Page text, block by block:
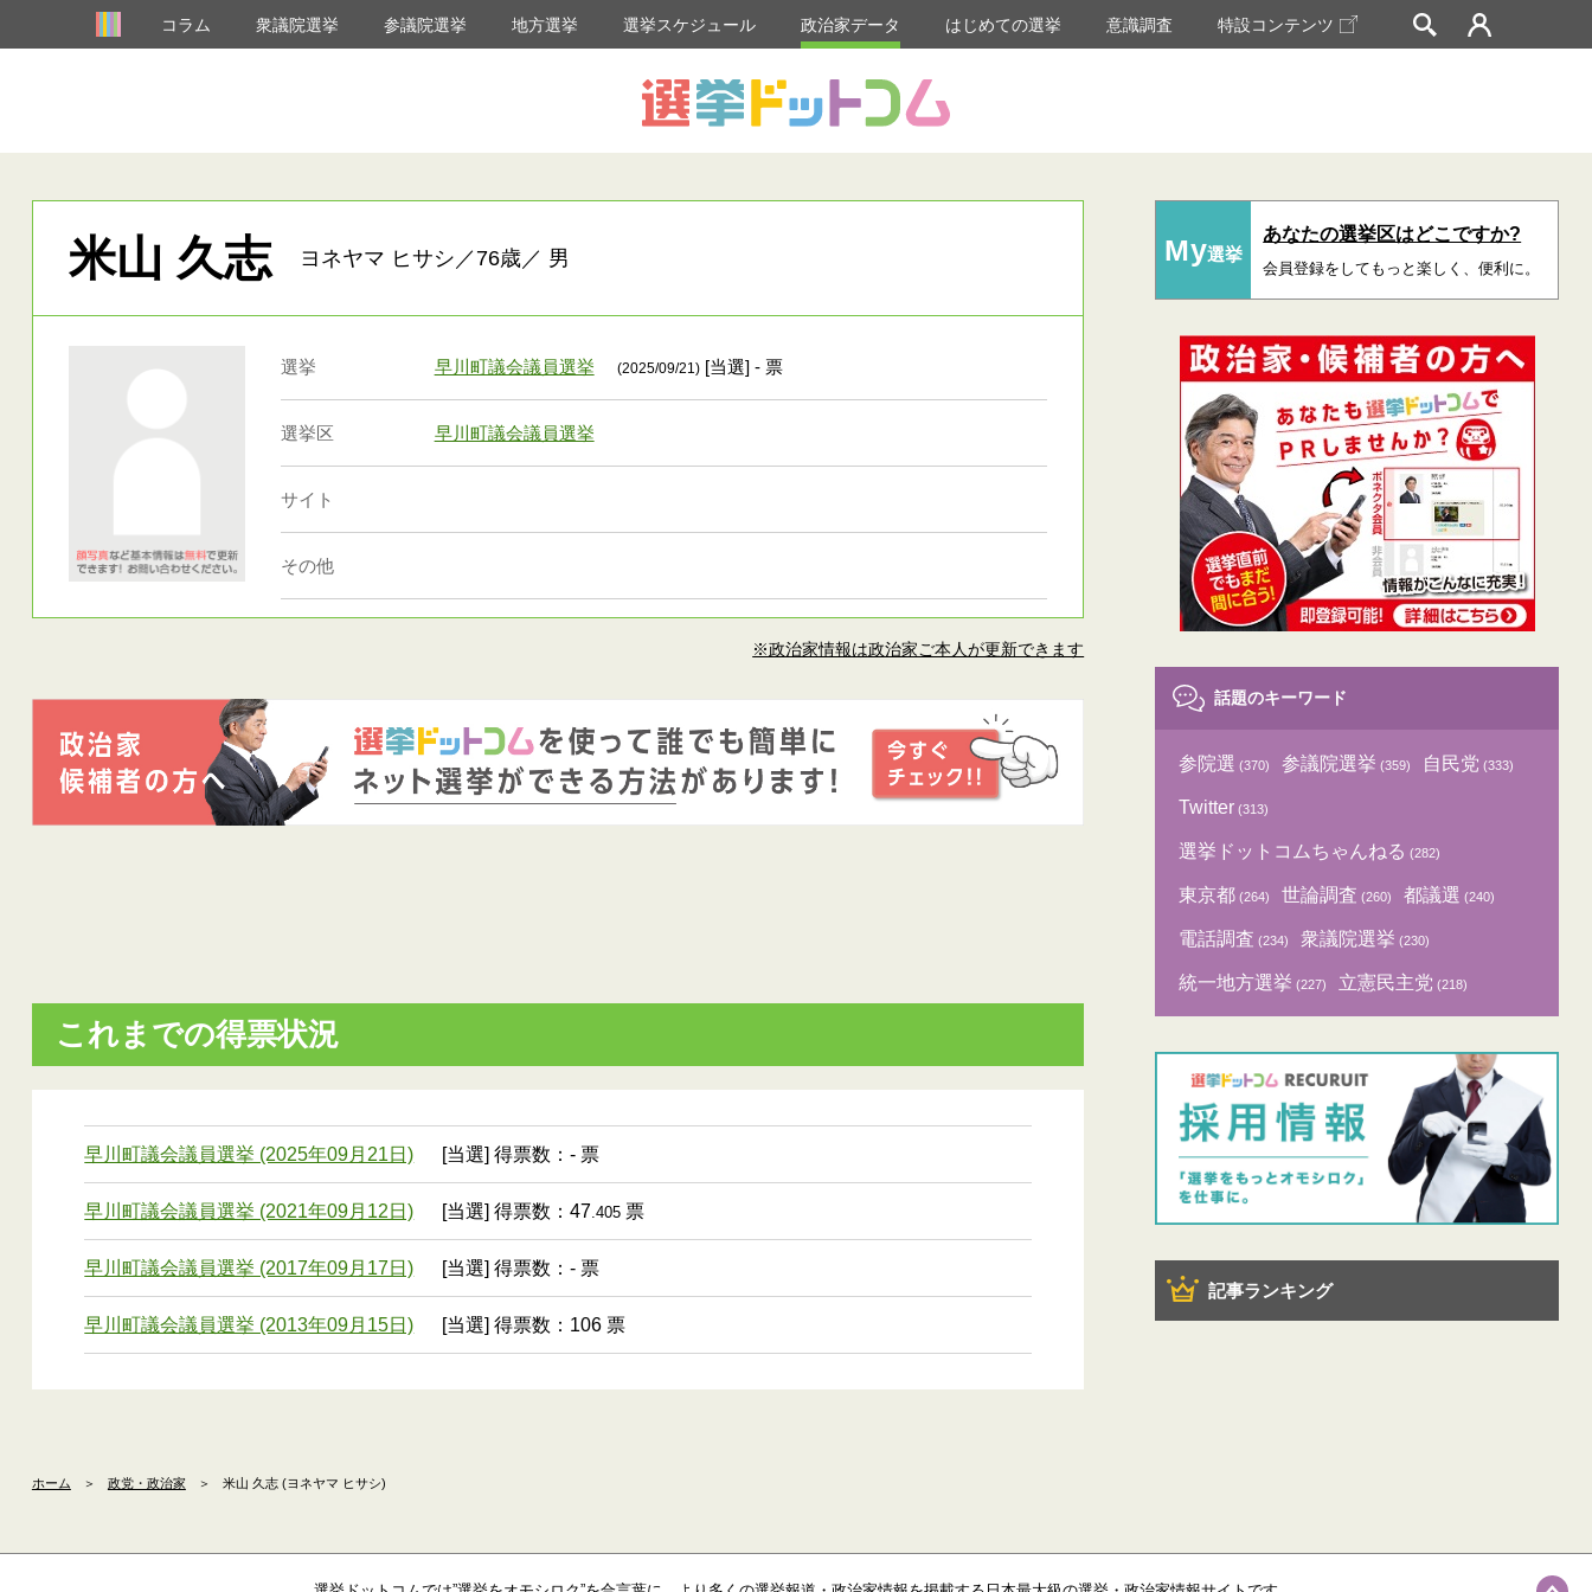
コラム 衆議院選挙 参議院選挙 地方選挙 選挙スケジュール 政治家データ はじめての選挙 意識調査 特設コンテンツ
米山 久志 ヨネヤマ ヒサシ／76歳／ 男
選挙 早川町議会議員選挙 (2025/09/21)[当選] - 票
選挙区 早川町議会議員選挙
サイト
その他
※政治家情報は政治家ご本人が更新できます
これまでの得票状況
早川町議会議員選挙 (2025年09月21日) [当選] 得票数：- 票
早川町議会議員選挙 (2021年09月12日) [当選] 得票数：47.405 票
早川町議会議員選挙 (2017年09月17日) [当選] 得票数：- 票
早川町議会議員選挙 (2013年09月15日) [当選] 得票数：106 票
My選挙
あなたの選挙区はどこですか?
会員登録をしてもっと楽しく、便利に。
話題のキーワード
参院選 (370) 参議院選挙 (359) 自民党 (333)
Twitter (313)
選挙ドットコムちゃんねる (282)
東京都 (264) 世論調査 (260) 都議選 (240)
電話調査 (234) 衆議院選挙 (230)
統一地方選挙 (227) 立憲民主党 (218)
記事ランキング
ホーム ＞ 政党・政治家 ＞ 米山 久志 (ヨネヤマ ヒサシ)